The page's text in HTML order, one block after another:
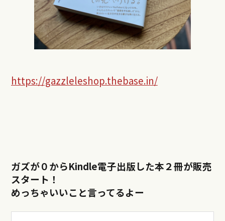
https://gazzleleshop.thebase.in/
ガズが０からKindle電子出版した本２冊が販売
スタート！
めっちゃいいこと言ってるよー